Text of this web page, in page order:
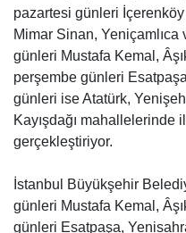
pazartesi günleri
Mimar Sinan,
günleri Mustafa Kemal,
perşembe günleri
günleri ise Atatürk,
Kayışdağı mahallelerinde
gerçekleştiriyor.
İstanbul Büyükşehir
günleri Mustafa Kemal,
günleri Esatpaşa,